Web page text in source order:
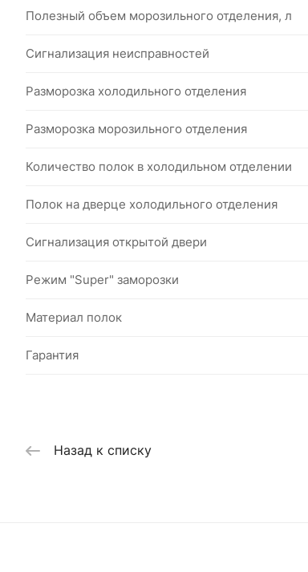
Полезный объем морозильного отделения, л
Сигнализация неисправностей
Разморозка холодильного отделения
Разморозка морозильного отделения
Количество полок в холодильном отделении
Полок на дверце холодильного отделения
Сигнализация открытой двери
Режим "Super" заморозки
Материал полок
Гарантия
Назад к списку